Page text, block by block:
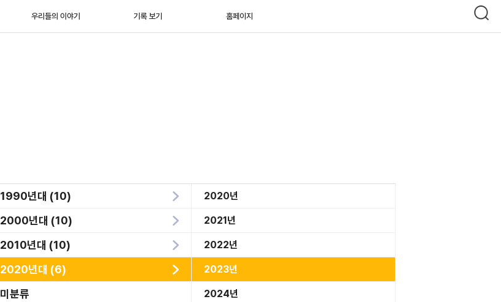
우리들의 이야기 기록 보기 홈페이지
1990년대 (10)
2000년대 (10)
2010년대 (10)
2020년대 (6)
2020년
2021년
2022년
2023년
2024년
미분류